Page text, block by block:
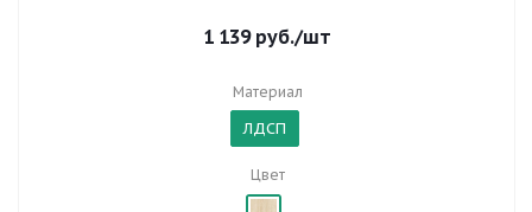
1 139руб./шт
Материал
ЛДСП
Цвет